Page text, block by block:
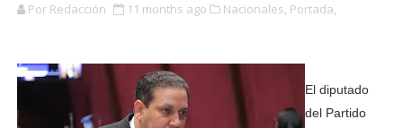
Por Redacción 11 months ago Nacionales, Portada,
El diputado
del Partido